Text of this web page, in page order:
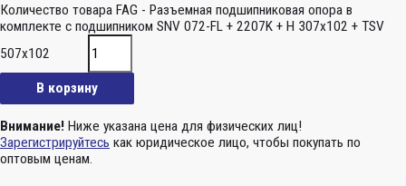
Количество товара FAG - Разъемная подшипниковая опора в
комплекте с подшипником SNV 072-FL + 2207K + H 307x102 + TSV
507x102
В корзину
Внимание! Ниже указана цена для физических лиц!
Зарегистрируйтесь как юридическое лицо, чтобы покупать по
оптовым ценам.